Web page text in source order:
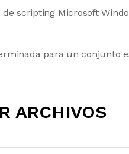
de scripting Microsoft
para un conjunto
ARCHIVOS